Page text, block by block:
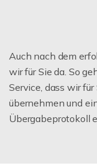
Auch nach dem
wir für Sie da. So
Service, dass wir
übernehmen und
Übergabeprotokoll